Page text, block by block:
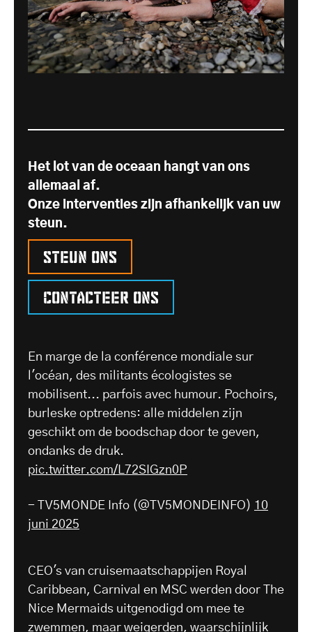
Het lot van de oceaan hangt van ons
allemaal af.
Onze interventies zijn afhankelijk van uw
steun.
Steun ons
Contacteer ons
En marge de la conférence mondiale sur
l'océan, des militants écologistes se
mobilisent... parfois avec humour. Pochoirs,
burleske optredens: alle middelen zijn
geschikt om de boodschap door te geven,
ondanks de druk.
pic.twitter.com/L72SIGzn0P
- TV5MONDE Info (@TV5MONDEINFO) 10
juni 2025
CEO's van cruisemaatschappijen Royal
Caribbean, Carnival en MSC werden door The
Nice Mermaids uitgenodigd om mee te
zwemmen, maar weigerden, waarschijnlijk